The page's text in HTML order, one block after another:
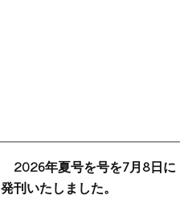
2026年夏号を号を7月8日に
発刊いたしました。